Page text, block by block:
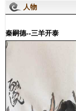
人物
秦嗣德--三羊开泰